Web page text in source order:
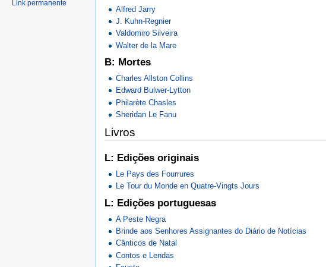
Alfred Jarry
J. Kuhn-Regnier
Valdomiro Silveira
Walter de la Mare
B: Mortes
Charles Allston Collins
Edward Bulwer-Lytton
Philarète Chasles
Sheridan Le Fanu
Livros
L: Edições originais
Le Pays des Fourrures
Le Tour du Monde en Quatre-Vingts Jours
L: Edições portuguesas
A Peste Negra
Brinde aos Senhores Assignantes do Diário de Notícias
Cânticos de Natal
Contos e Lendas
Link permanente